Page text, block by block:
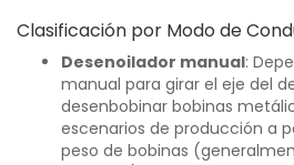
Clasificación por Modo de
Desenoilador manual:
manual para girar el eje del
desenbobinar bobinas
escenarios de producción a
peso de bobinas